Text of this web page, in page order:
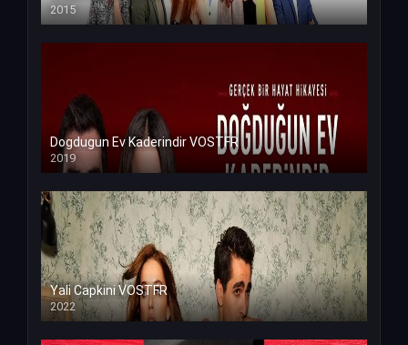
2015
Dogdugun Ev Kaderindir VOSTFR
2019
Yali Capkini VOSTFR
2022